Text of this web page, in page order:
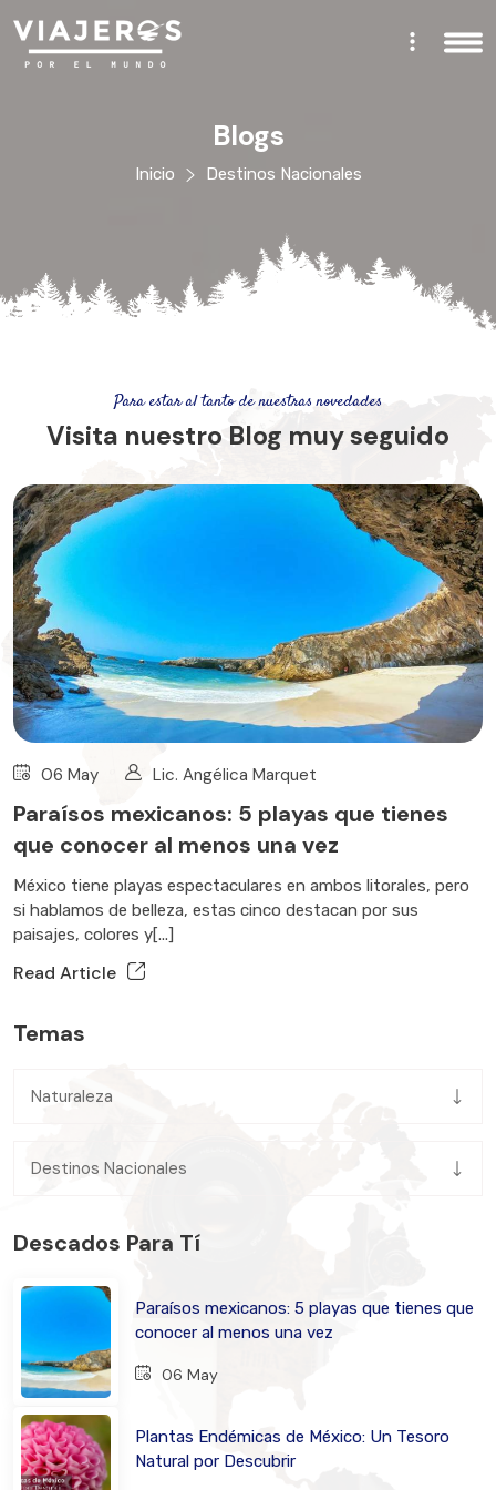
Blogs
Inicio Destinos Nacionales
Para estar al tanto de nuestras novedades
Visita nuestro Blog muy seguido
06 May Lic. Angélica Marquet
Paraísos mexicanos: 5 playas que tienes
que conocer al menos una vez
México tiene playas espectaculares en ambos litorales, pero
si hablamos de belleza, estas cinco destacan por sus
paisajes, colores y[...]
Read Article
Temas
Naturaleza
Destinos Nacionales
Descados Para Tí
Paraísos mexicanos: 5 playas que tienes que
conocer al menos una vez
06 May
Plantas Endémicas de México: Un Tesoro
Natural por Descubrir